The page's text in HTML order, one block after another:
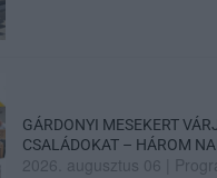
GÁRDONYI MESEKERT
CSALÁDOKAT – HÁROM
2026. augusztus 06